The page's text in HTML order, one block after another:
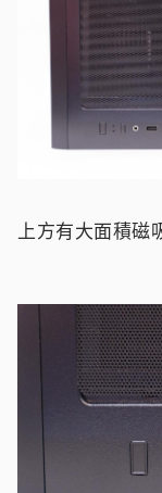
上方有大面積磁